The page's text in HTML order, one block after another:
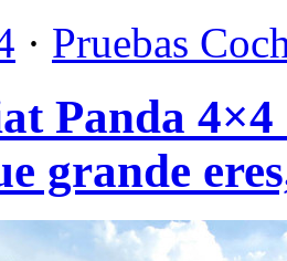
· Pruebas
Panda
grande